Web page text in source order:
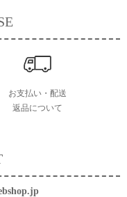
お支払い・配送
返品について